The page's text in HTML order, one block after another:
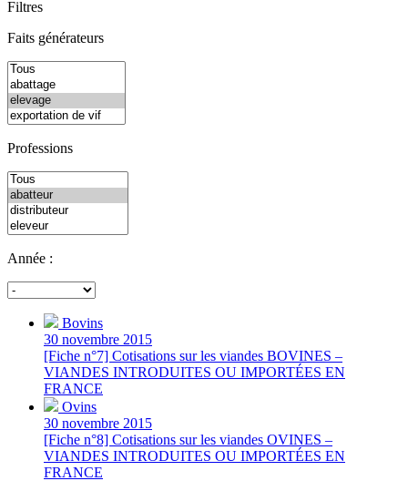
Filtres
Faits générateurs
Professions
Année :
Bovins
30 novembre 2015
[Fiche n°7] Cotisations sur les viandes BOVINES –
VIANDES INTRODUITES OU IMPORTÉES EN
FRANCE
Ovins
30 novembre 2015
[Fiche n°8] Cotisations sur les viandes OVINES –
VIANDES INTRODUITES OU IMPORTÉES EN
FRANCE